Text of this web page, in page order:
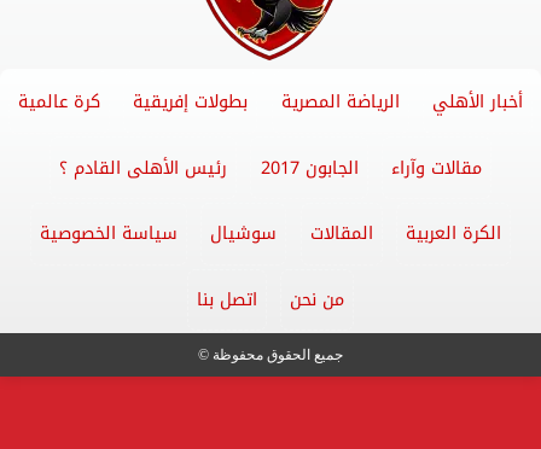
أخبار الأهلي الرياضة المصرية بطولات إفريقية كرة عالمية
مقالات وآراء الجابون 2017 رئيس الأهلى القادم ؟
الكرة العربية المقالات سوشيال سياسة الخصوصية
من نحن اتصل بنا
جميع الحقوق محفوظة ©